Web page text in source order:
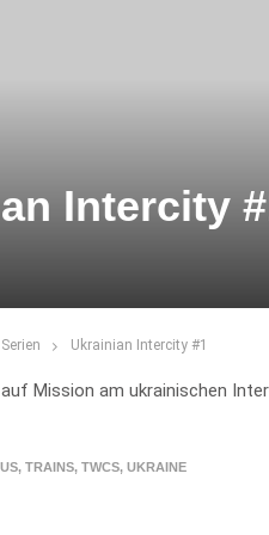
Intercity
Serien Ukrainian Intercity #1
auf Mission am ukrainischen
, TRAINS, TWCS, UKRAINE